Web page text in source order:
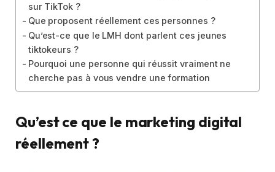
sur TikTok ?
Que proposent réellement ces personnes ?
Qu’est-ce que le LMH dont parlent ces jeunes
tiktokeurs ?
Pourquoi une personne qui réussit vraiment ne
cherche pas à vous vendre une formation
Qu’est ce que le marketing digital
réellement ?